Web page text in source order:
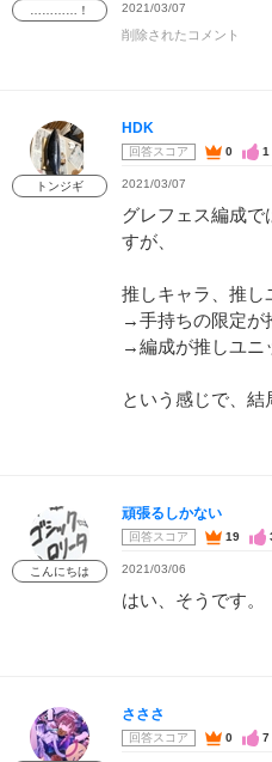
…………！ 2021/03/07
削除されたコメント
トンジギ
HDK
回答スコア 0 1
2021/03/07
グレフェス編成
すが、
推しキャラ、推し
→手持ちの限定が
→編成が推しユニ
という感じで、結
こんにちは
頑張るしかない
回答スコア 19
2021/03/06
はい、そうです。
さささ
回答スコア 0 7